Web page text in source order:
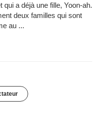
a déjà une fille, Yoon-ah.
deux familles qui sont
au ...